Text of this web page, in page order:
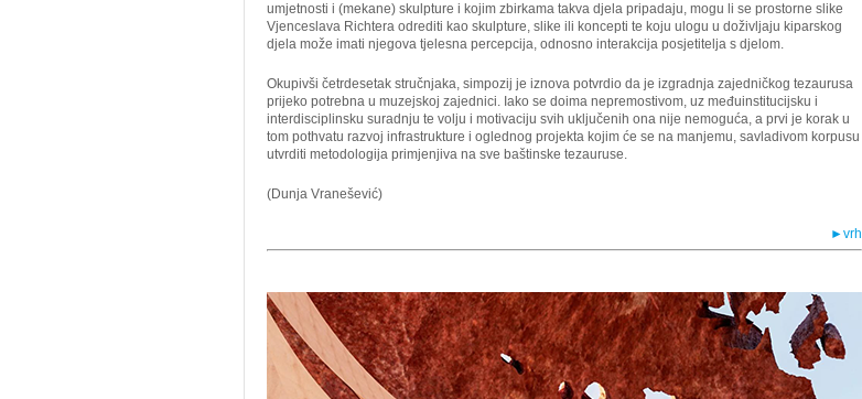
umjetnosti i (mekane) skulpture i kojim zbirkama takva djela pripadaju, mogu li se prostorne slike
Vjenceslava Richtera odrediti kao skulpture, slike ili koncepti te koju ulogu u doživljaju kiparskog
djela može imati njegova tjelesna percepcija, odnosno interakcija posjetitelja s djelom.
Okupivši četrdesetak stručnjaka, simpozij je iznova potvrdio da je izgradnja zajedničkog tezaurusa
prijeko potrebna u muzejskoj zajednici. Iako se doima nepremostivom, uz međuinstitucijsku i
interdisciplinsku suradnju te volju i motivaciju svih uključenih ona nije nemoguća, a prvi je korak u
tom pothvatu razvoj infrastrukture i oglednog projekta kojim će se na manjemu, savladivom korpusu
utvrditi metodologija primjenjiva na sve baštinske tezauruse.
(Dunja Vranešević)
►vrh